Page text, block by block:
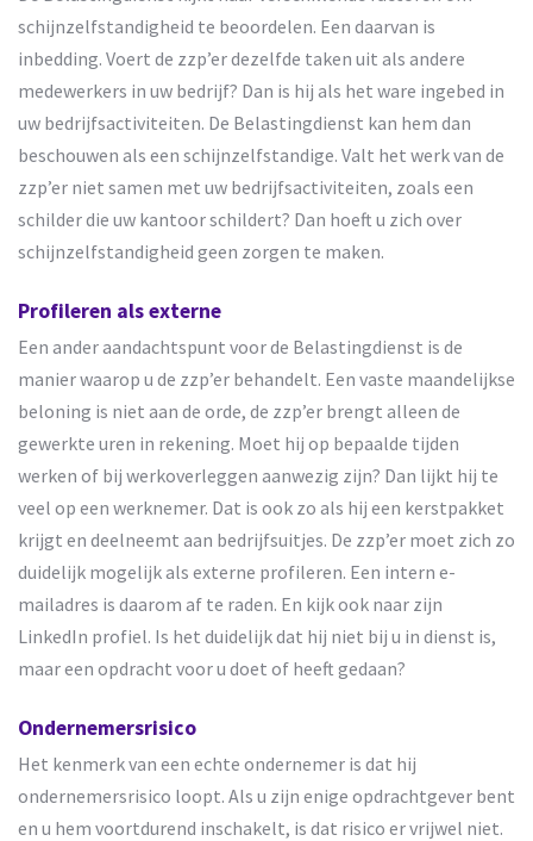
schijnzelfstandigheid te beoordelen. Een daarvan is
inbedding. Voert de zzp’er dezelfde taken uit als andere
medewerkers in uw bedrijf? Dan is hij als het ware ingebed in
uw bedrijfsactiviteiten. De Belastingdienst kan hem dan
beschouwen als een schijnzelfstandige. Valt het werk van de
zzp’er niet samen met uw bedrijfsactiviteiten, zoals een
schilder die uw kantoor schildert? Dan hoeft u zich over
schijnzelfstandigheid geen zorgen te maken.
Profileren als externe
Een ander aandachtspunt voor de Belastingdienst is de
manier waarop u de zzp’er behandelt. Een vaste maandelijkse
beloning is niet aan de orde, de zzp’er brengt alleen de
gewerkte uren in rekening. Moet hij op bepaalde tijden
werken of bij werkoverleggen aanwezig zijn? Dan lijkt hij te
veel op een werknemer. Dat is ook zo als hij een kerstpakket
krijgt en deelneemt aan bedrijfsuitjes. De zzp’er moet zich zo
duidelijk mogelijk als externe profileren. Een intern e-
mailadres is daarom af te raden. En kijk ook naar zijn
LinkedIn profiel. Is het duidelijk dat hij niet bij u in dienst is,
maar een opdracht voor u doet of heeft gedaan?
Ondernemersrisico
Het kenmerk van een echte ondernemer is dat hij
ondernemersrisico loopt. Als u zijn enige opdrachtgever bent
en u hem voortdurend inschakelt, is dat risico er vrijwel niet.